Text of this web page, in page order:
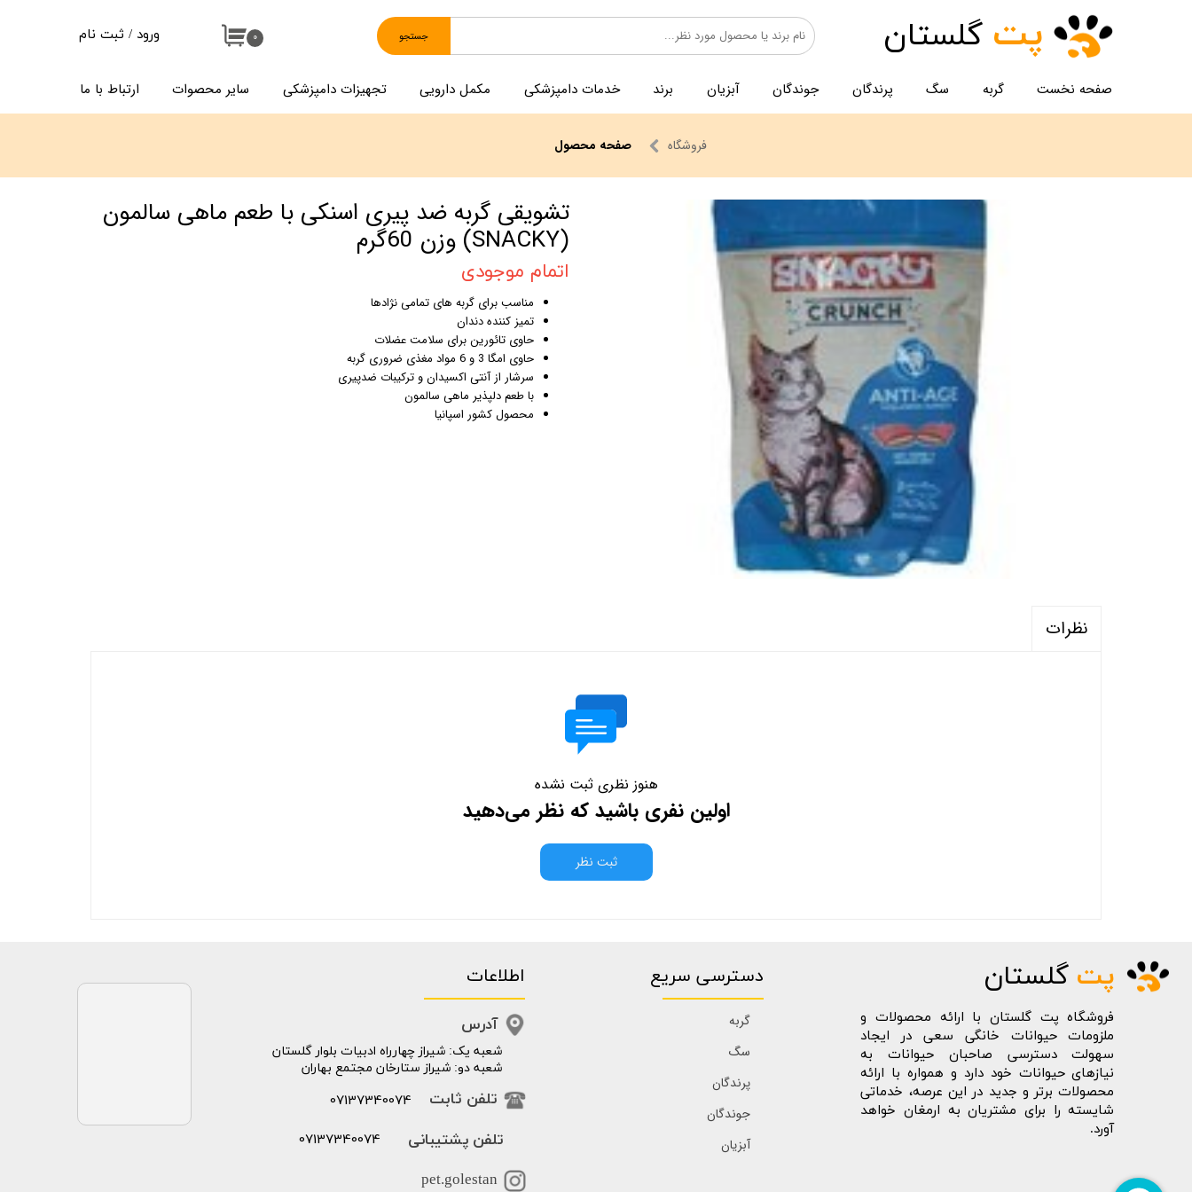
صفحه نخست گربه سگ پرندگان جوندگان آبزیان برند خدمات دامپزشکی مکمل دارویی تجهیزات دامپزشکی سایر محصوات ارتباط با ما
۰ جستجو پت گلستان ورود / ثبت نام
تغییر گذر واژه
فروشگاه صفحه محصول
تشویقی گربه ضد پیری اسنکی با طعم ماهی سالمون
(SNACKY) وزن 60گرم
اتمام موجودی
مناسب برای گربه های تمامی نژادها
تمیز کننده دندان
حاوی تائورین برای سلامت عضلات
حاوی امگا 3 و 6 مواد مغذی ضروری گربه
سرشار از آنتی اکسیدان و ترکیبات ضدپیری
با طعم دلپذیر ماهی سالمون
محصول کشور اسپانیا
نظرات
هنوز نظری ثبت نشده
اولین نفری باشید که نظر می‌دهید
ثبت نظر
پت گلستان
فروشگاه پت گلستان با ارائه محصولات و
ملزومات حیوانات خانگی سعی در ایجاد
سهولت دسترسی صاحبان حیوانات به
نیازهای حیوانات خود دارد و همواره با ارائه
محصولات برتر و جدید در این عرصه، خدماتی
شایسته را برای مشتریان به ارمغان خواهد
آورد.
دسترسی سریع
گربه
سگ
پرندگان
جوندگان
آبزیان
​​شعبه یک: شیراز چهارراه ادبیات بلوار گلستان
شعبه دو: شیراز ستارخان مجتمع بهاران
اطلاعات
آدرس
تلفن ثابت 07137340074
pet.golestan
تلفن پشتیبانی 07137340074